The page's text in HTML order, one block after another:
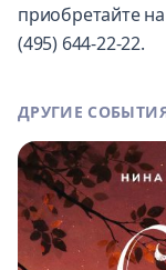
приобретайте
(495) 644-22-22.
ДРУГИЕ